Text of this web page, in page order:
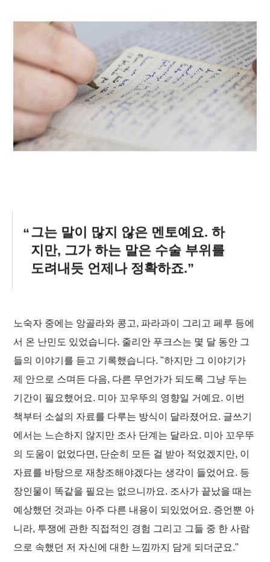
그는 말이 많지 않은 멘토예요. 하
지만, 그가 하는 말은 수술 부위를
도려내듯 언제나 정확하죠.
노숙자 중에는 앙골라와 콩고, 파라과이 그리고 페루 등에
서 온 난민도 있었습니다. 줄리안 푸크스는 몇 달 동안 그
들의 이야기를 듣고 기록했습니다. "하지만 그 이야기가
제 안으로 스며든 다음, 다른 무언가가 되도록 그냥 두는
기간이 필요했어요. 미아 꼬우뚜의 영향일 거예요. 이번
책부터 소설의 자료를 다루는 방식이 달라졌어요. 글쓰기
에서는 느슨하지 않지만 조사 단계는 달라요. 미아 꼬우뚜
의 도움이 없었다면, 단순히 모든 걸 받아 적었겠지만, 이
자료를 바탕으로 재창조해야겠다는 생각이 들었어요. 등
장인물이 똑같을 필요는 없으니까요. 조사가 끝났을 때는
예상했던 것과는 아주 다른 내용이 되있었어요. 증언뿐 아
니라, 투쟁에 관한 직접적인 경험 그리고 그들 중 한 사람
으로 속했던 저 자신에 대한 느낌까지 담게 되더군요."